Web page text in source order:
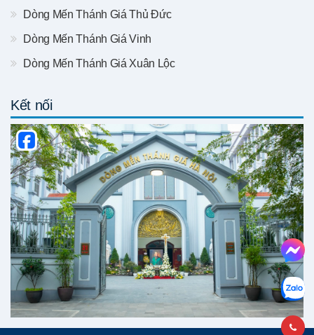
Dòng Mến Thánh Giá Thủ Đức
Dòng Mến Thánh Giá Vinh
Dòng Mến Thánh Giá Xuân Lộc
Kết nối